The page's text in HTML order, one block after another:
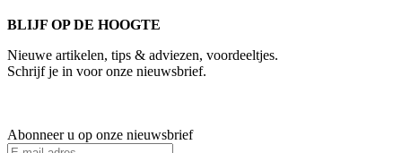
BLIJF OP DE HOOGTE
Nieuwe artikelen, tips & adviezen, voordeeltjes.
Schrijf je in voor onze nieuwsbrief.
Abonneer u op onze nieuwsbrief